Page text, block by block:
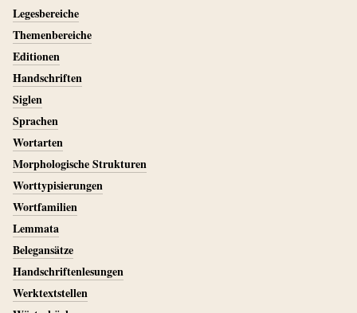
Legesbereiche
Themenbereiche
Editionen
Handschriften
Siglen
Sprachen
Wortarten
Morphologische Strukturen
Worttypisierungen
Wortfamilien
Lemmata
Belegansätze
Handschriftenlesungen
Werktextstellen